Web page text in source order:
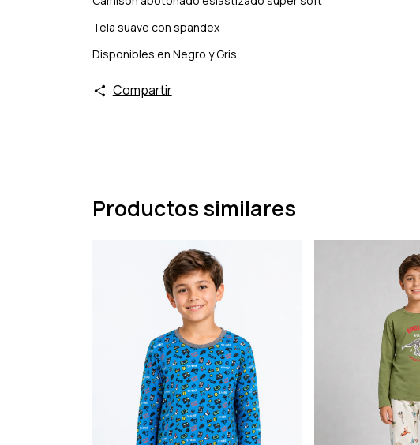
Tela suave con spandex
Disponibles en Negro y Gris
Compartir
Productos similares